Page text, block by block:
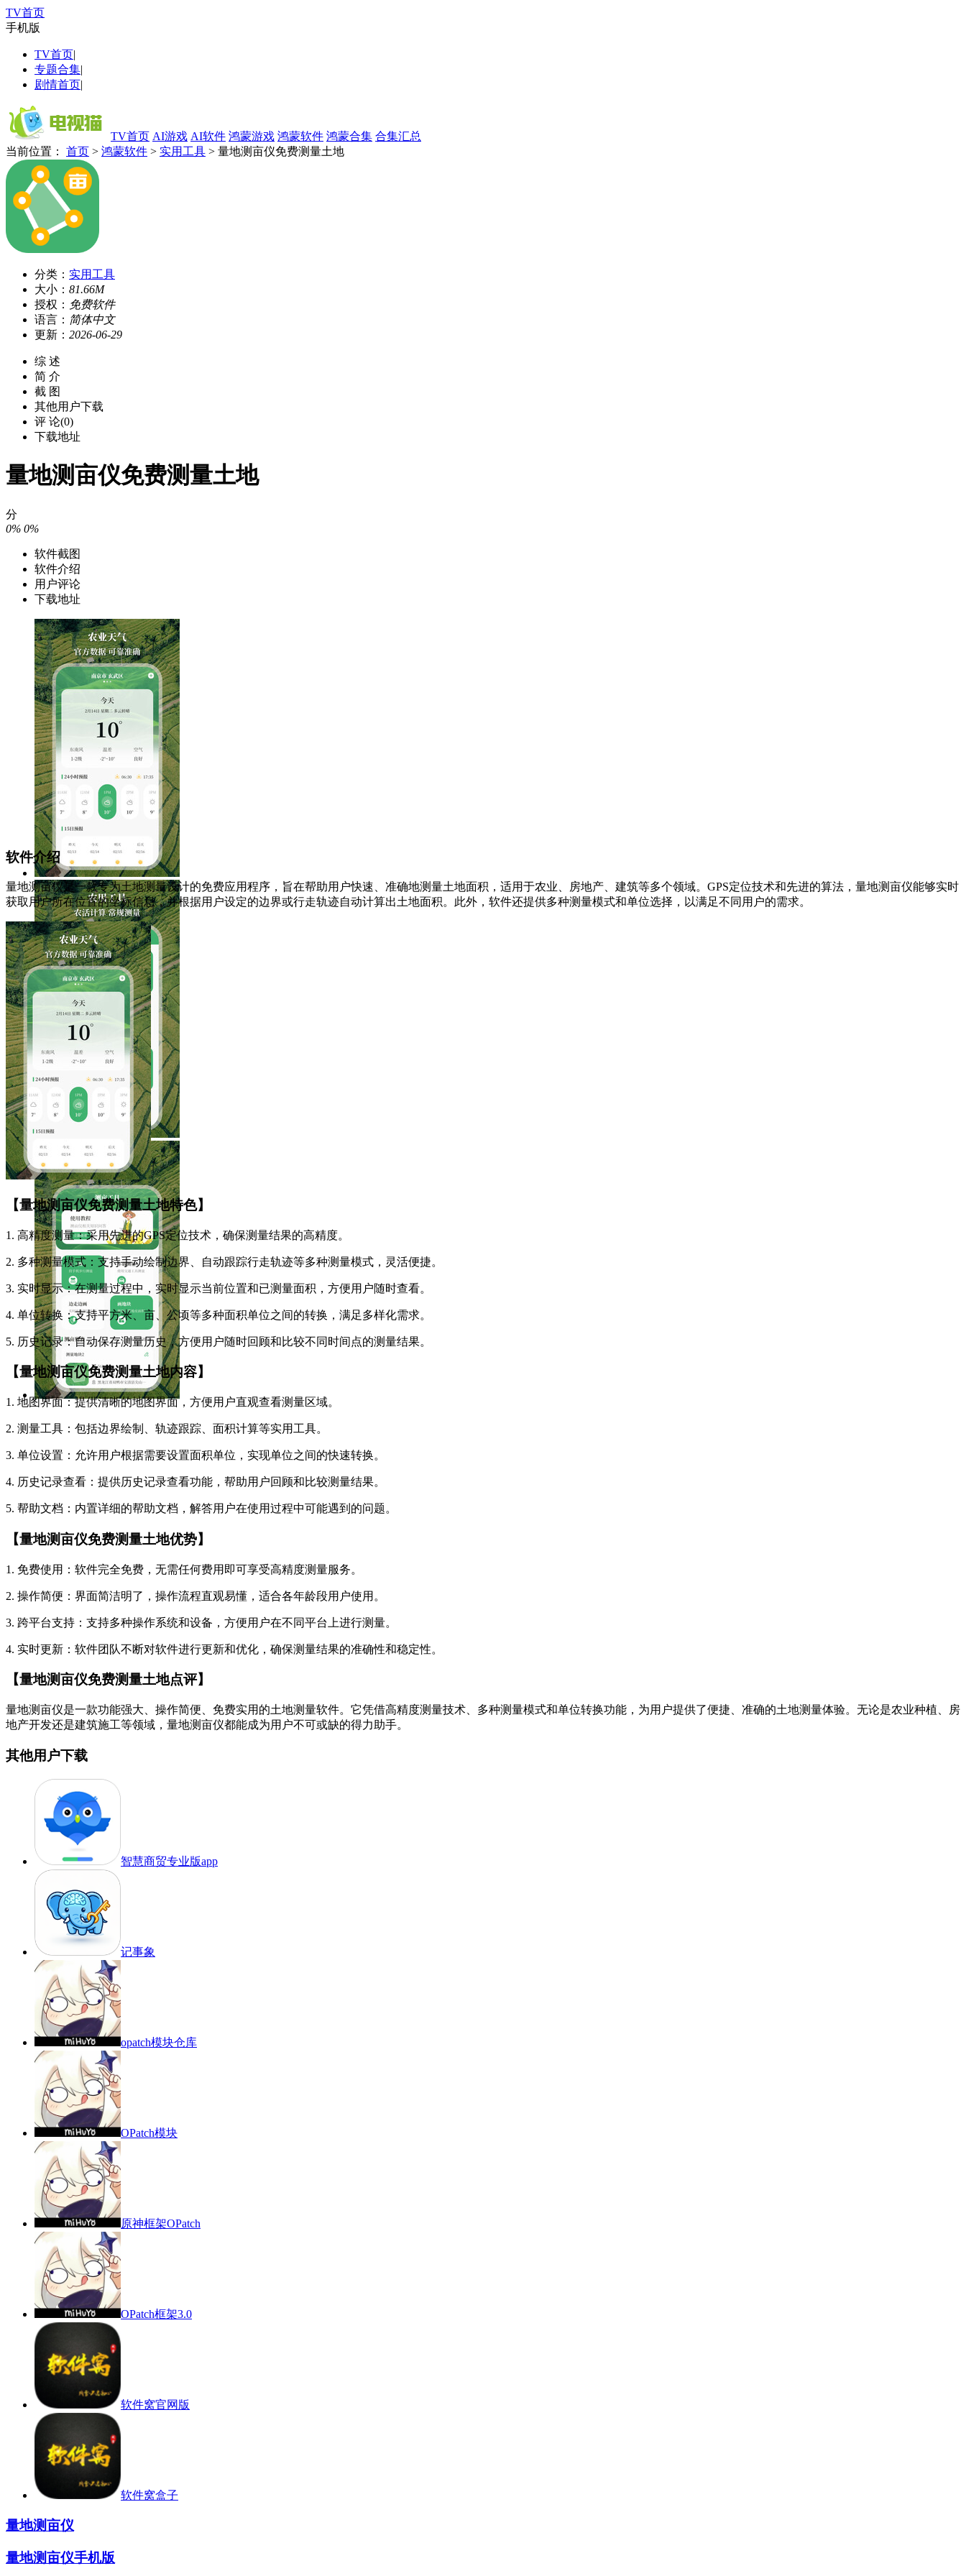
TV首页
手机版
TV首页|
专题合集|
剧情首页|
TV首页 AI游戏 AI软件 鸿蒙游戏 鸿蒙软件 鸿蒙合集 合集汇总
当前位置： 首页 > 鸿蒙软件 > 实用工具 > 量地测亩仪免费测量土地
分类： 实用工具
大小： 81.66M
授权： 免费软件
语言： 简体中文
更新： 2026-06-29
综 述
简 介
截 图
其他用户下载
评 论(0)
下载地址
量地测亩仪免费测量土地
分
0% 0%
软件截图
软件介绍
用户评论
下载地址
软件介绍
量地测亩仪是一款专为土地测量设计的免费应用程序，旨在帮助用户快速、准确地测量土地面积，适用于农业、房地产、建筑等多个领域。GPS定位技术和先进的算法，量地测亩仪能够实时
获取用户所在位置的坐标信息，并根据用户设定的边界或行走轨迹自动计算出土地面积。此外，软件还提供多种测量模式和单位选择，以满足不同用户的需求。
【量地测亩仪免费测量土地特色】
1. 高精度测量：采用先进的GPS定位技术，确保测量结果的高精度。
2. 多种测量模式：支持手动绘制边界、自动跟踪行走轨迹等多种测量模式，灵活便捷。
3. 实时显示：在测量过程中，实时显示当前位置和已测量面积，方便用户随时查看。
4. 单位转换：支持平方米、亩、公顷等多种面积单位之间的转换，满足多样化需求。
5. 历史记录：自动保存测量历史，方便用户随时回顾和比较不同时间点的测量结果。
【量地测亩仪免费测量土地内容】
1. 地图界面：提供清晰的地图界面，方便用户直观查看测量区域。
2. 测量工具：包括边界绘制、轨迹跟踪、面积计算等实用工具。
3. 单位设置：允许用户根据需要设置面积单位，实现单位之间的快速转换。
4. 历史记录查看：提供历史记录查看功能，帮助用户回顾和比较测量结果。
5. 帮助文档：内置详细的帮助文档，解答用户在使用过程中可能遇到的问题。
【量地测亩仪免费测量土地优势】
1. 免费使用：软件完全免费，无需任何费用即可享受高精度测量服务。
2. 操作简便：界面简洁明了，操作流程直观易懂，适合各年龄段用户使用。
3. 跨平台支持：支持多种操作系统和设备，方便用户在不同平台上进行测量。
4. 实时更新：软件团队不断对软件进行更新和优化，确保测量结果的准确性和稳定性。
【量地测亩仪免费测量土地点评】
量地测亩仪是一款功能强大、操作简便、免费实用的土地测量软件。它凭借高精度测量技术、多种测量模式和单位转换功能，为用户提供了便捷、准确的土地测量体验。无论是农业种植、房
地产开发还是建筑施工等领域，量地测亩仪都能成为用户不可或缺的得力助手。
其他用户下载
智慧商贸专业版app
记事象
opatch模块仓库
OPatch模块
原神框架OPatch
OPatch框架3.0
软件窝官网版
软件窝盒子
量地测亩仪
量地测亩仪手机版